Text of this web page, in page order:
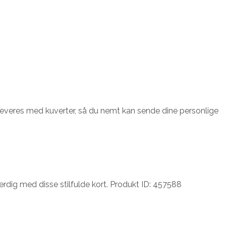
med kuverter, så du nemt kan sende dine personlige
med disse stilfulde kort. Produkt ID: 457588